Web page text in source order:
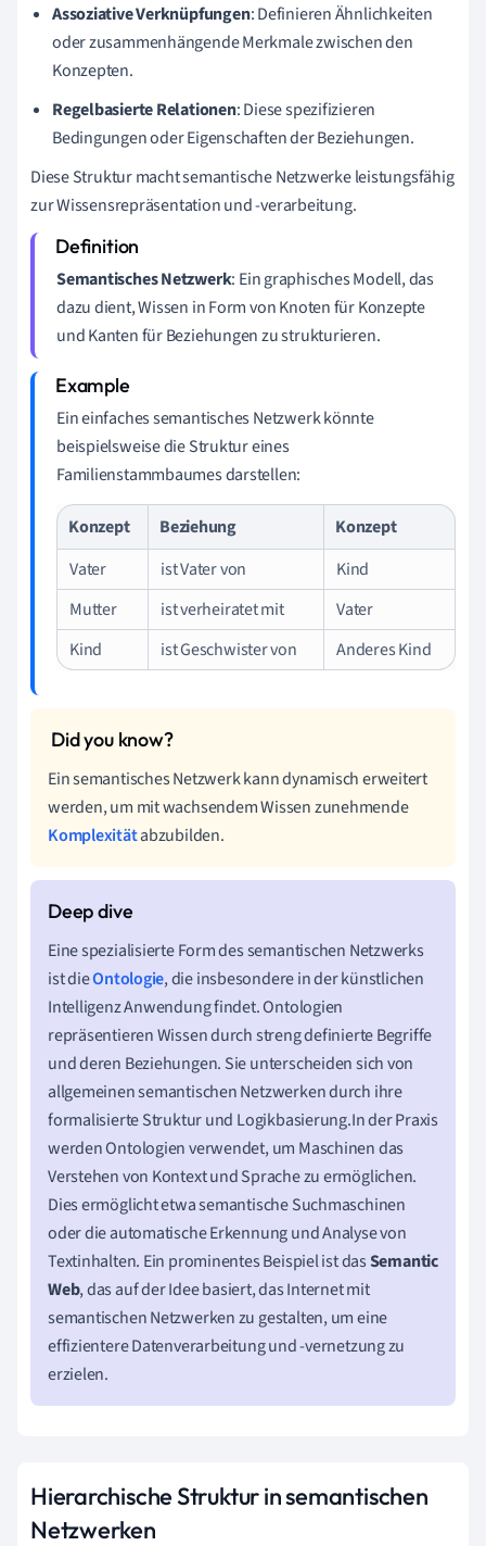
Assoziative Verknüpfungen: Definieren Ähnlichkeiten
oder zusammenhängende Merkmale zwischen den
Konzepten.
Regelbasierte Relationen: Diese spezifizieren
Bedingungen oder Eigenschaften der Beziehungen.
Diese Struktur macht semantische Netzwerke leistungsfähig
zur Wissensrepräsentation und -verarbeitung.
Semantisches Netzwerk: Ein graphisches Modell, das
dazu dient, Wissen in Form von Knoten für Konzepte
und Kanten für Beziehungen zu strukturieren.
Ein einfaches semantisches Netzwerk könnte
beispielsweise die Struktur eines
Familienstammbaumes darstellen:
Konzept Beziehung
Konzept
Vater
ist Vater von
Kind
Mutter
ist verheiratet mit
Vater
Kind
ist Geschwister von Anderes Kind
Ein semantisches Netzwerk kann dynamisch erweitert
werden, um mit wachsendem Wissen zunehmende
Komplexitätabzubilden.
Eine spezialisierte Form des semantischen Netzwerks
ist dieOntologie, die insbesondere in der künstlichen
Intelligenz Anwendung findet. Ontologien
repräsentieren Wissen durch streng definierte Begriffe
und deren Beziehungen. Sie unterscheiden sich von
allgemeinen semantischen Netzwerken durch ihre
formalisierte Struktur und Logikbasierung.In der Praxis
werden Ontologien verwendet, um Maschinen das
Verstehen von Kontext und Sprache zu ermöglichen.
Dies ermöglicht etwa semantische Suchmaschinen
oder die automatische Erkennung und Analyse von
Textinhalten. Ein prominentes Beispiel ist dasSemantic
Web, das auf der Idee basiert, das Internet mit
semantischen Netzwerken zu gestalten, um eine
effizientere Datenverarbeitung und -vernetzung zu
erzielen.
Hierarchische Struktur in semantischen
Netzwerken